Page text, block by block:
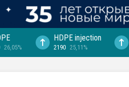
26,05%
HDPE injection
2190 25,11%